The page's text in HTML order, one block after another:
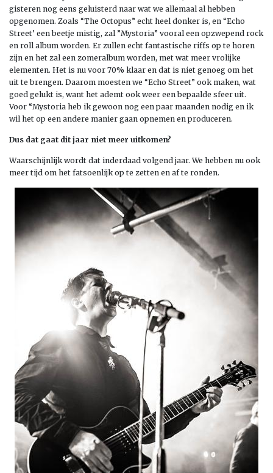
gisteren nog eens geluisterd naar wat we allemaal al hebben
opgenomen. Zoals “The Octopus” echt heel donker is, en “Echo
Street’ een beetje mistig, zal ”Mystoria” vooral een opzwepend rock
en roll album worden. Er zullen echt fantastische riffs op te horen
zijn en het zal een zomeralbum worden, met wat meer vrolijke
elementen. Het is nu voor 70% klaar en dat is niet genoeg om het
uit te brengen. Daarom moesten we “Echo Street” ook maken, wat
goed gelukt is, want het ademt ook weer een bepaalde sfeer uit.
Voor “Mystoria heb ik gewoon nog een paar maanden nodig en ik
wil het op een andere manier gaan opnemen en produceren.
Dus dat gaat dit jaar niet meer uitkomen?
Waarschijnlijk wordt dat inderdaad volgend jaar. We hebben nu ook
meer tijd om het fatsoenlijk op te zetten en af te ronden.